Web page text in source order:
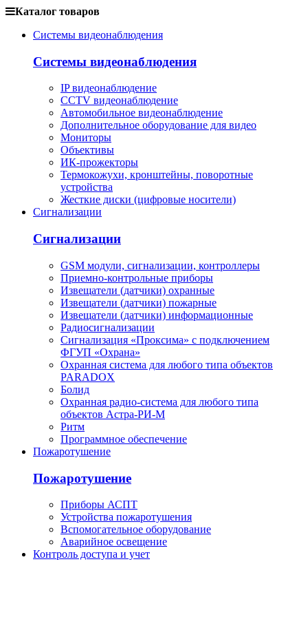
Каталог товаров
Системы видеонаблюдения
Системы видеонаблюдения
IP видеонаблюдение
CCTV видеонаблюдение
Автомобильное видеонаблюдение
Дополнительное оборудование для видео
Мониторы
Объективы
ИК-прожекторы
Термокожухи, кронштейны, поворотные
устройства
Жесткие диски (цифровые носители)
Сигнализации
Сигнализации
GSM модули, сигнализации, контроллеры
Приемно-контрольные приборы
Извещатели (датчики) охранные
Извещатели (датчики) пожарные
Извещатели (датчики) информационные
Радиосигнализации
Сигнализация «Проксима» с подключением
ФГУП «Охрана»
Охранная система для любого типа объектов
PARADOX
Болид
Охранная радио-система для любого типа
объектов Астра-РИ-М
Ритм
Программное обеспечение
Пожаротушение
Пожаротушение
Приборы АСПТ
Устройства пожаротушения
Вспомогательное оборудование
Аварийное освещение
Контроль доступа и учет